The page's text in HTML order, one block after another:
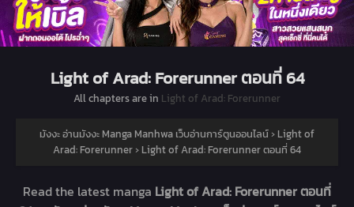
Light of Arad: Forerunner ตอนที่ 64
All chapters are in Light of Arad: Forerunner
มังงะ อ่านมังงะ Manga Manhwa เว็บอ่านการ์ตูนออนไลน์› Light of
Arad: Forerunner› Light of Arad: Forerunner ตอนที่ 64
Read the latest manga Light of Arad: Forerunner ตอนที่